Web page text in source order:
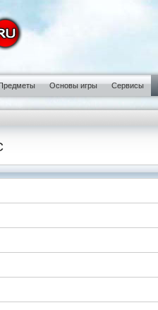
Основы игры Сервисы